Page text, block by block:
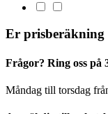
Er prisberäkning
Frågor? Ring oss på
Måndag till torsdag